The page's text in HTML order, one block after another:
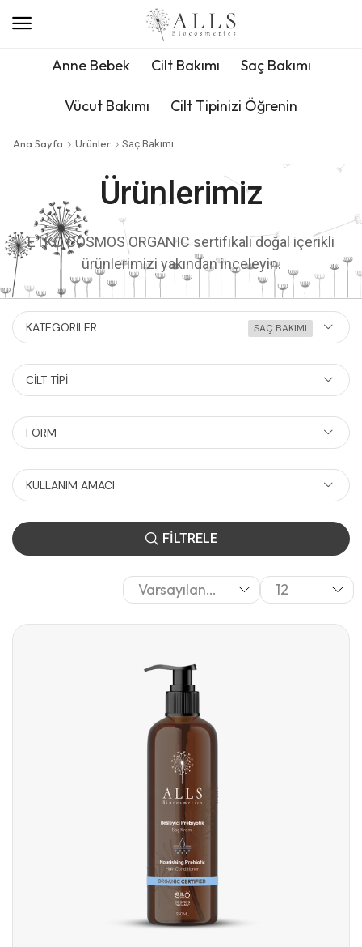
Anne Bebek Cilt Bakımı Saç Bakımı
Vücut Bakımı Cilt Tipinizi Öğrenin
Ana Sayfa Ürünler Saç Bakımı
Ürünlerimiz
ETKO COSMOS ORGANIC sertifikalı doğal içerikli
ürünlerimizi yakından inceleyin.
KATEGORILER SAÇ BAKIMI
CILT TIPI
FORM
KULLANIM AMACI
FİLTRELE